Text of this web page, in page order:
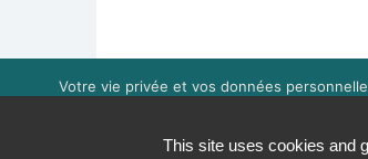
Votre vie privée et vos données
This site uses cookies and